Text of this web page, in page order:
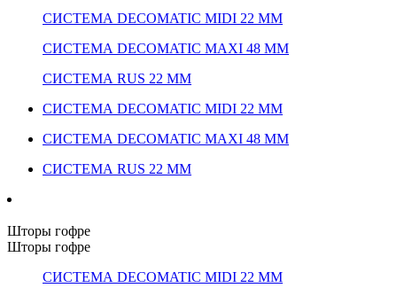
СИСТЕМА DECOMATIC MIDI 22 ММ
СИСТЕМА DECOMATIC MAXI 48 ММ
СИСТЕМА RUS 22 ММ
СИСТЕМА DECOMATIC MIDI 22 ММ
СИСТЕМА DECOMATIC MAXI 48 ММ
СИСТЕМА RUS 22 ММ
Шторы гофре
Шторы гофре
СИСТЕМА DECOMATIC MIDI 22 ММ